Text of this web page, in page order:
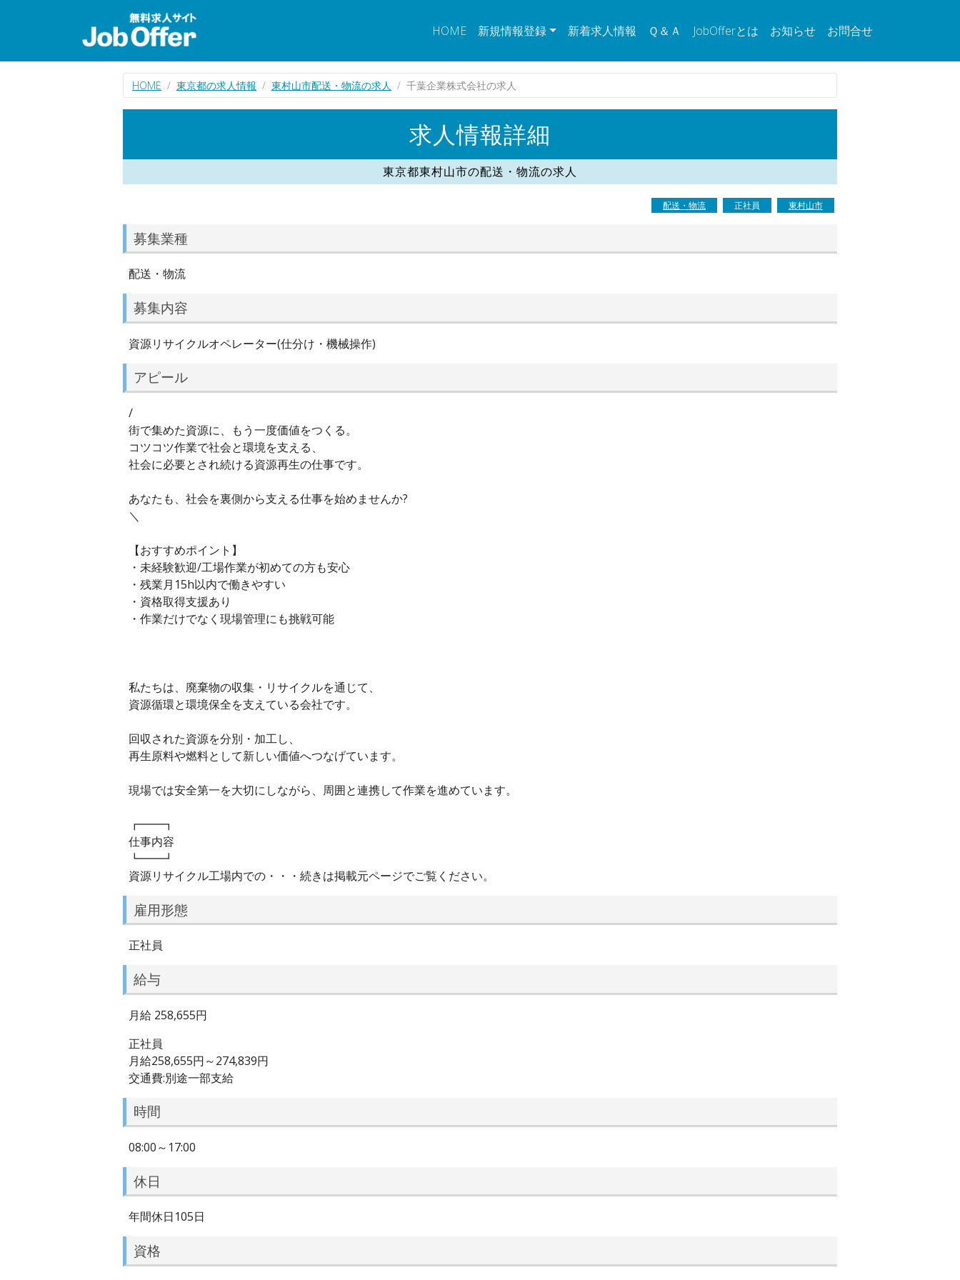
HOME 新規情報登録 新着求人情報 Ｑ＆Ａ JobOfferとは お知らせ お問合せ
HOME 東京都の求人情報 東村山市配送・物流の求人 千葉企業株式会社の求人
求人情報詳細
東京都東村山市の配送・物流の求人
配送・物流 正社員 東村山市
募集業種
配送・物流
募集内容
資源リサイクルオペレーター(仕分け・機械操作)
アピール
/
街で集めた資源に、もう一度価値をつくる。
コツコツ作業で社会と環境を支える、
社会に必要とされ続ける資源再生の仕事です。
あなたも、社会を裏側から支える仕事を始めませんか?
＼
【おすすめポイント】
・未経験歓迎/工場作業が初めての方も安心
・残業月15h以内で働きやすい
・資格取得支援あり
・作業だけでなく現場管理にも挑戦可能
私たちは、廃棄物の収集・リサイクルを通じて、
資源循環と環境保全を支えている会社です。
回収された資源を分別・加工し、
再生原料や燃料として新しい価値へつなげています。
現場では安全第一を大切にしながら、周囲と連携して作業を進めています。
┏━━┓
仕事内容
┗━━┛
資源リサイクル工場内での・・・続きは掲載元ページでご覧ください。
雇用形態
正社員
給与
月給 258,655円
正社員
月給258,655円～274,839円
交通費:別途一部支給
時間
08:00～17:00
休日
年間休日105日
資格